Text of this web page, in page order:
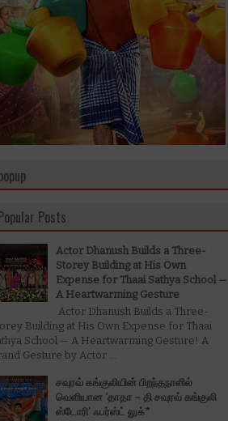
Posts
Actor Dhanush Builds a Three-
Storey Building at His Own
Expense for Thaai Sathya School —
A Heartwarming Gesture
Actor Dhanush Builds a Three-
Building at His Own Expense for Thaai
School — A Heartwarming Gesture! A
Gesture by Actor ...
சவுரவ் கங்குலியின் பிறந்தநாளில்
வெளியான ‘தாதா – தி சவுரவ் கங்குலி
ஸ்டோரி’ ஃபர்ஸ்ட் லுக்*